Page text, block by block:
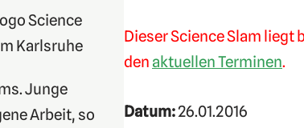
Junge
Arbeit, so
Dieser Science Slam liegt
den aktuellen Terminen.
Datum:26.01.2016